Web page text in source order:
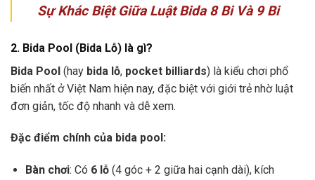
Sự Khác Biệt Giữa Luật Bida 8 Bi Và 9 Bi
2. Bida Pool (Bida Lỗ) là gì?
Bida Pool (hay bida lỗ, pocket billiards) là kiểu chơi phổ
biến nhất ở Việt Nam hiện nay, đặc biệt với giới trẻ nhờ luật
đơn giản, tốc độ nhanh và dễ xem.
Đặc điểm chính của bida pool:
Bàn chơi: Có 6 lỗ(4 góc + 2 giữa hai cạnh dài), kích